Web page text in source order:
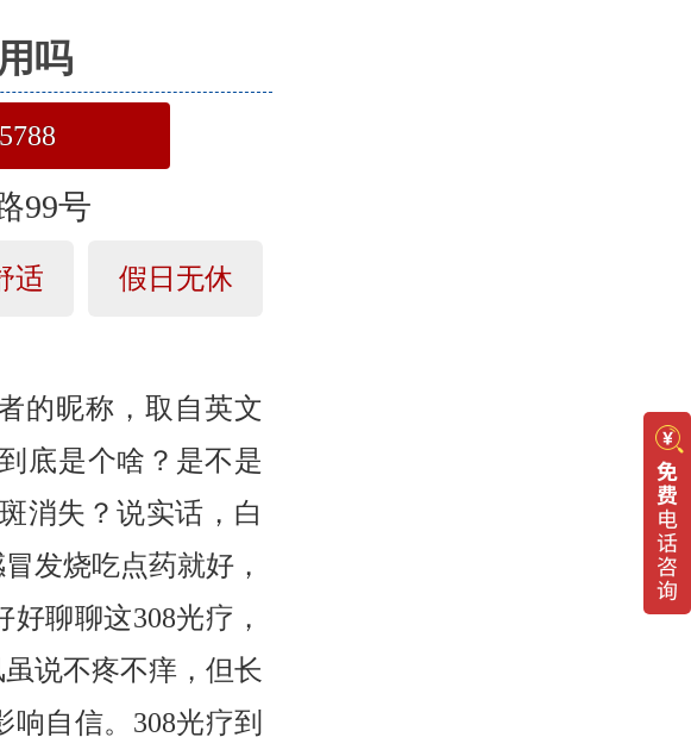
吗
99号
适 假日无休
的昵称，取自英文
底是个啥？是不是
消失？说实话，白
发烧吃点药就好，
聊聊这308光疗，
说不疼不痒，但长
自信。308光疗到